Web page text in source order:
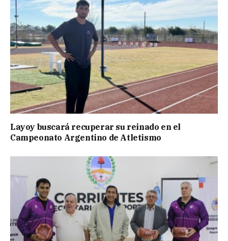
Layoy buscará recuperar su reinado en el
Campeonato Argentino de Atletismo